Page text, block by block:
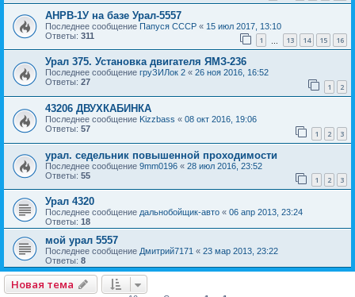
АНРВ-1У на базе Урал-5557
Последнее сообщение Папуся СССР « 15 июл 2017, 13:10
Ответы: 311 1 13 14 15 16
Урал 375. Установка двигателя ЯМЗ-236
Последнее сообщение груЗИЛок 2 « 26 ноя 2016, 16:52
Ответы: 27 1 2
43206 ДВУХКАБИНКА
Последнее сообщение Kizzbass « 08 окт 2016, 19:06
Ответы: 57 1 2 3
урал. седельник повышенной проходимости
Последнее сообщение 9mm0196 « 28 июл 2016, 23:52
Ответы: 55 1 2 3
Урал 4320
Последнее сообщение дальнобойщик-авто « 06 апр 2013, 23:24
Ответы: 18
мой урал 5557
Последнее сообщение Дмитрий7171 « 23 мар 2013, 23:22
Ответы: 8
Новая тема